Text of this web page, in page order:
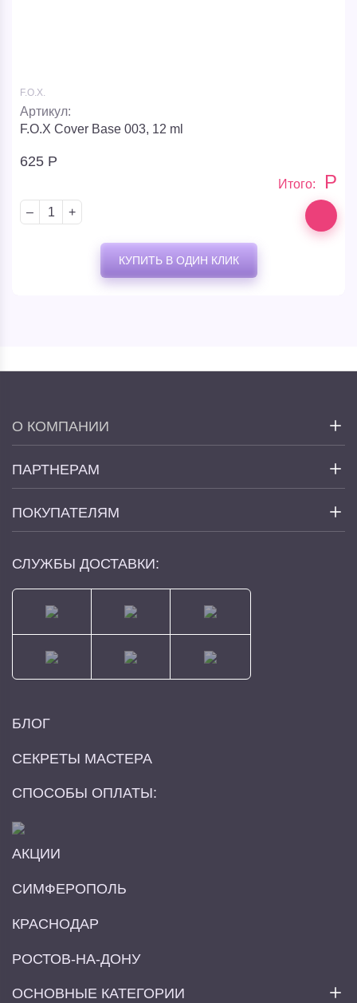
F.O.X.
Артикул:
F.O.X Cover Base 003, 12 ml
625 Р
Итого: Р
– +
КУПИТЬ В ОДИН КЛИК
О КОМПАНИИ
ПАРТНЕРАМ
ПОКУПАТЕЛЯМ
СЛУЖБЫ ДОСТАВКИ:
БЛОГ
СЕКРЕТЫ МАСТЕРА
СПОСОБЫ ОПЛАТЫ:
АКЦИИ
СИМФЕРОПОЛЬ
КРАСНОДАР
РОСТОВ-НА-ДОНУ
ОСНОВНЫЕ КАТЕГОРИИ